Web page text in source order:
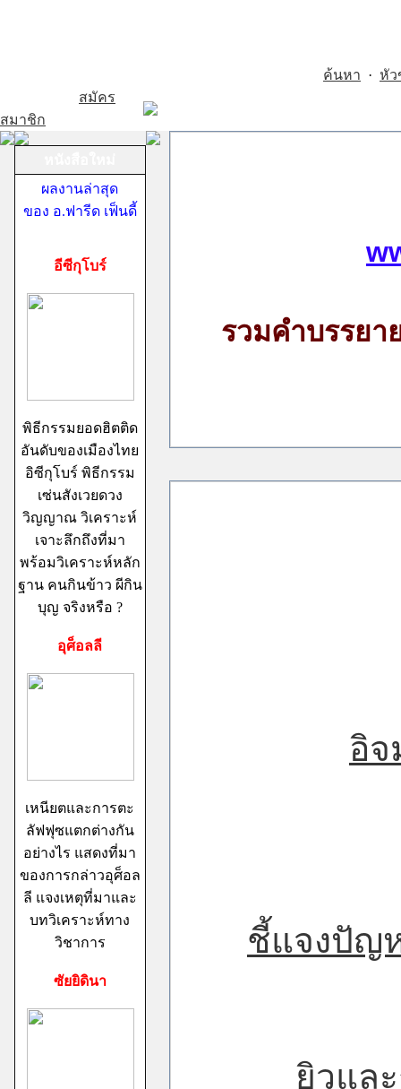
ค้นหา · หัว
สมัคร
สมาชิก
ผลงานล่าสุด
ของ อ.ฟารีด เฟ็นดี้
อีซีกุโบร์
พิธีกรรมยอดฮิตติด
อันดับของเมืองไทย
อิซีกุโบร์ พิธีกรรม
เซ่นสังเวยดวง
วิญญาณ วิเคราะห์
เจาะลึกถึงที่มา
พร้อมวิเคราะห์หลัก
ฐาน คนกินข้าว ผีกิน
บุญ จริงหรือ ?
อุศ็อลลี
เหนียตและการตะ
ลัฟฟุซแตกต่างกัน
อย่างไร แสดงที่มา
ของการกล่าวอุศ็อล
ลี แจงเหตุที่มาและ
บทวิเคราะห์ทาง
วิชาการ
ซัยยิดินา
รวมคำบรรย
อิจ
ชี้แจงปัญ
ยิวแล